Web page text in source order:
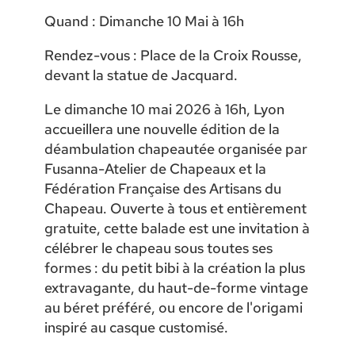
Quand : Dimanche 10 Mai à 16h
Rendez-vous : Place de la Croix Rousse,
devant la statue de Jacquard.
Le dimanche 10 mai 2026 à 16h, Lyon
accueillera une nouvelle édition de la
déambulation chapeautée organisée par
Fusanna-Atelier de Chapeaux et la
Fédération Française des Artisans du
Chapeau. Ouverte à tous et entièrement
gratuite, cette balade est une invitation à
célébrer le chapeau sous toutes ses
formes : du petit bibi à la création la plus
extravagante, du haut-de-forme vintage
au béret préféré, ou encore de l'origami
inspiré au casque customisé.